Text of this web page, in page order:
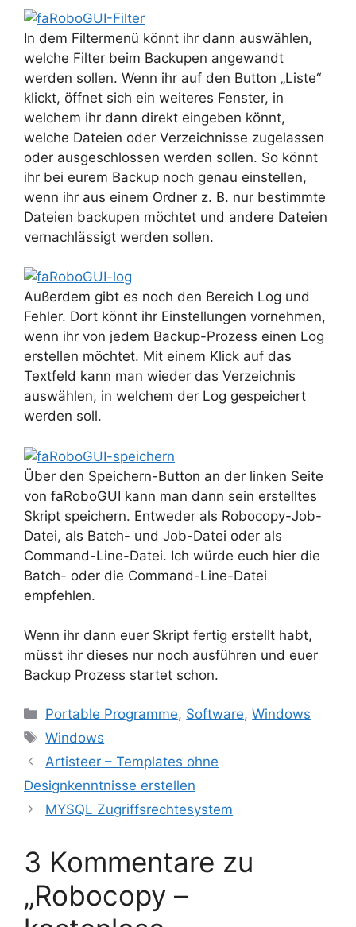
In dem Filtermenü könnt ihr dann auswählen,
welche Filter beim Backupen angewandt
werden sollen. Wenn ihr auf den Button „Liste“
klickt, öffnet sich ein weiteres Fenster, in
welchem ihr dann direkt eingeben könnt,
welche Dateien oder Verzeichnisse zugelassen
oder ausgeschlossen werden sollen. So könnt
ihr bei eurem Backup noch genau einstellen,
wenn ihr aus einem Ordner z. B. nur bestimmte
Dateien backupen möchtet und andere Dateien
vernachlässigt werden sollen.
Außerdem gibt es noch den Bereich Log und
Fehler. Dort könnt ihr Einstellungen vornehmen,
wenn ihr von jedem Backup-Prozess einen Log
erstellen möchtet. Mit einem Klick auf das
Textfeld kann man wieder das Verzeichnis
auswählen, in welchem der Log gespeichert
werden soll.
Über den Speichern-Button an der linken Seite
von faRoboGUI kann man dann sein erstelltes
Skript speichern. Entweder als Robocopy-Job-
Datei, als Batch- und Job-Datei oder als
Command-Line-Datei. Ich würde euch hier die
Batch- oder die Command-Line-Datei
empfehlen.
Wenn ihr dann euer Skript fertig erstellt habt,
müsst ihr dieses nur noch ausführen und euer
Backup Prozess startet schon.
Kategorien
Portable Programme, Software,Windows
Schlagwörter
Windows
Artisteer – Templates ohne
Designkenntnisse erstellen
MYSQL Zugriffsrechtesystem
3 Kommentare zu
„Robocopy –